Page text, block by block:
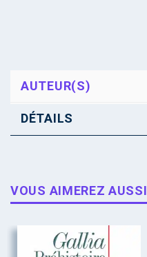
AUTEUR(S)
DÉTAILS
VOUS AIMEREZ AUSSI